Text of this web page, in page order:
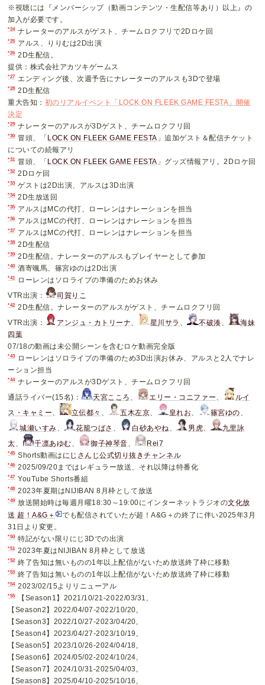
※視聴には『メンバーシップ（動画コンテンツ・生配信等あり）以上』の
加入が必要です。
*24 ナレーターのアルスがゲスト、チームロクフリで2Dロケ回
*25 アルス、りりむは2D出演
*26 2D生配信。
提供：株式会社アカツキゲームス
*27 エンディング後、次週予告にナレーターのアルスも3Dで登場
*28 2D生配信
重大告知： 初のリアルイベント「LOCK ON FLEEK GAME FESTA」開催
決定
*29 ナレーターのアルスが3Dゲスト、チームロクフリ回
*30 冒頭、「LOCK ON FLEEK GAME FESTA 」追加ゲスト＆配信チケット
についての続報アリ
*31 冒頭、「LOCK ON FLEEK GAME FESTA 」グッズ情報アリ。2Dロケ回
*32 2Dロケ回
*33 ゲストは2D出演、アルスは3D出演
*34 2D生放送回
*35 アルスはMCの代打、ローレンはナレーションを担当
*36 アルスはMCの代打、ローレンはナレーションを担当
*37 アルスはMCの代打、ローレンはナレーションを担当
*38 2D生配信
*39 2D生配信。ナレーターのアルスもプレイヤーとして参加
*40 酒寄颯馬、篠宮ゆのは2D出演
*41
ローレンはソロライブの準備のためお休み
VTR出演：
司賀りこ
*42 2D生配信。ナレーターのアルスがゲスト、チームロクフリ回
VTR出演：
アンジュ・カトリーナ 星川サラ 、 不破湊
海妹
四葉
07/18の動画は未公開シーンを含むロケ動画完全版
*43
ローレンはソロライブの準備のため3D出演お休み、アルスと2人でナレ
ーション担当
*44 ナレーターのアルスが3Dゲスト、チームロクフリ回
通話ライバー(15名)：
天宮こころ 、 エリー・コニファー
ルイ
ス・キャミー
立伝都々 五木左京 皇れお 篠宮ゆの
城瀬いすみ
花籠つばさ 白砂あやね 男虎
九里詠
太 、 千凛あゆむ 御子神琴音 Rei7
*45 Shorts動画は にじさんじ公式切り抜きチャンネル
*46 2025/09/20まではレギュラー放送、それ以降は特番化
*47 YouTube Shorts番組
*48 2023年夏期はNIJIBAN 8月枠として放送
*49 放送開始時は毎週月曜18:30～19:00にインターネットラジオの文化放
送 超！A&G＋
でも配信されていたが超！A&G＋の終了に伴い2025年3月
31日より変更。
*50 特記がない限りにじ3Dでの出演
*51 2023年夏はNIJIBAN 8月枠として放送
*52 終了告知は無いものの1年以上配信がないため放送終了枠に移動
*53 終了告知は無いものの1年以上配信がないため放送終了枠に移動
*54 2023/02/15よりリニューアル
*55
【Season1】2021/10/21-2022/03/31,
【Season2】2022/04/07-2022/10/20,
【Season3】2022/10/27-2023/04/20,
【Season4】2023/04/27-2023/10/19,
【Season5】2023/10/26-2024/04/18,
【Season6】2024/05/02-2024/10/24,
【Season7】2024/10/31-2025/04/03,
【Season8】2025/04/10-2025/10/16,